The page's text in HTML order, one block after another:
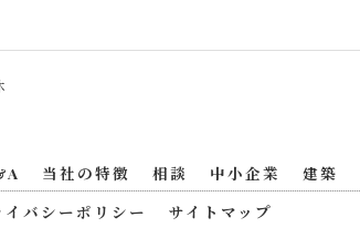
当社の特徴 相談 中小企業 建築
イバシーポリシー
サイトマップ